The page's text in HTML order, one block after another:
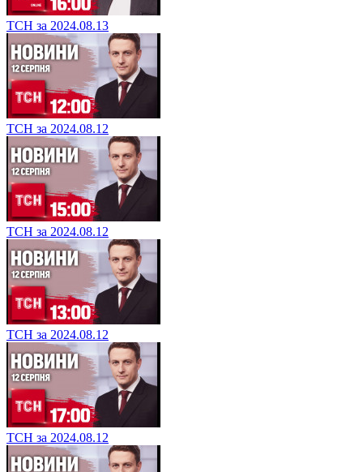
ТСН за 2024.08.13
ТСН за 2024.08.12
ТСН за 2024.08.12
ТСН за 2024.08.12
ТСН за 2024.08.12